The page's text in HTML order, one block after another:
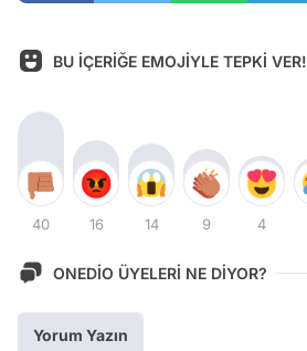
BU İÇERİĞE EMOJİYLE TEPKİ VER!
40 16 14 9 4
ONEDİO ÜYELERİ NE DİYOR?
Yorum Yazın